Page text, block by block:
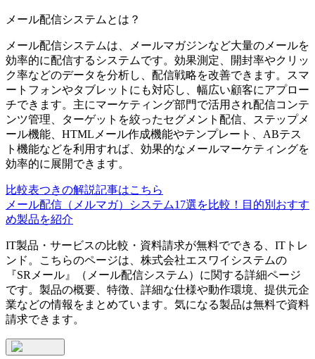
メール配信システム とは？
メール配信システムは、メールマガジンなど大量のメールを
効率的に配信するシステムです。効果測定、開封率やクリッ
ク率などのデータを分析し、配信戦略を改善できます。スマ
ートフォンやタブレットにも対応し、幅広い顧客にアプロー
チできます。主にマーケティング部門で活用され配信コンテ
ンツ管理、ターゲットを絞ったセグメント配信、ステップメ
ール機能、HTMLメール作成機能やテンプレート、ABテス
ト機能などを利用すれば、効果的なメールマーケティングを
効率的に展開できます。
比較表つきの解説記事はこちら
メール配信（メルマガ）システム17選を比較！目的別おすす
め製品を紹介
IT製品・サービスの比較・資料請求が無料でできる、ITトレ
ンド。こちらのページは、 株式会社エスワイシステムの
『SRメール 』（ メール配信システム ）に関する詳細ページ
です。製品の概要、特徴、詳細な仕様や動作環境、提供元企
業などの情報をまとめています。気になる製品は無料で資料
請求できます。